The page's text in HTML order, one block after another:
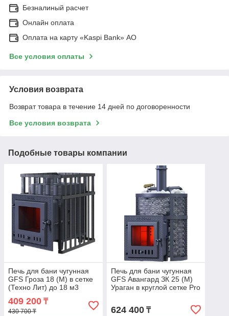
Безналиный расчет
Онлайн оплата
Оплата на карту «Kaspi Bank» АО
Все условия оплаты
Условия возврата
Возврат товара в течение 14 дней по договоренности
Все условия возврата
Подобные товары компании
Печь для бани чугунная
GFS Гроза 18 (М) в сетке
(Техно Лит) до 18 м3
409 200 ₸
430 700 ₸
Печь для бани чугунная
GFS Авангард ЗК 25 (М)
Ураган в круглой сетке Pro
624 400₸